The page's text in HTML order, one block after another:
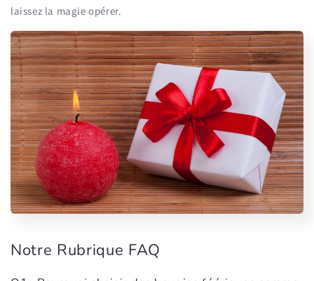
laissez la magie opérer.
Notre Rubrique FAQ